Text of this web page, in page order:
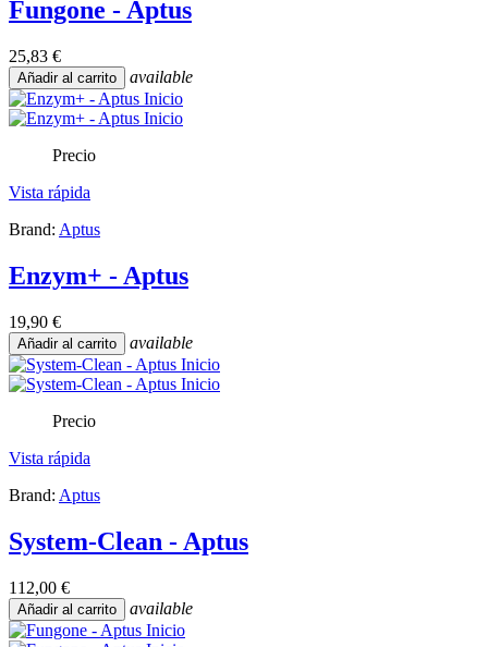
Fungone - Aptus
25,83 €
Añadir al carrito available
Precio
Vista rápida
Brand: Aptus
Enzym+ - Aptus
19,90 €
Añadir al carrito available
Precio
Vista rápida
Brand: Aptus
System-Clean - Aptus
112,00 €
Añadir al carrito available